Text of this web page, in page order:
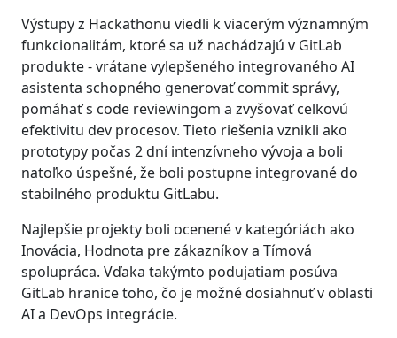
Výstupy z Hackathonu viedli k viacerým významným
funkcionalitám, ktoré sa už nachádzajú v GitLab
produkte - vrátane vylepšeného integrovaného AI
asistenta schopného generovať commit správy,
pomáhať s code reviewingom a zvyšovať celkovú
efektivitu dev procesov. Tieto riešenia vznikli ako
prototypy počas 2 dní intenzívneho vývoja a boli
natoľko úspešné, že boli postupne integrované do
stabilného produktu GitLabu.
Najlepšie projekty boli ocenené v kategóriách ako
Inovácia, Hodnota pre zákazníkov a Tímová
spolupráca. Vďaka takýmto podujatiam posúva
GitLab hranice toho, čo je možné dosiahnuť v oblasti
AI a DevOps integrácie.